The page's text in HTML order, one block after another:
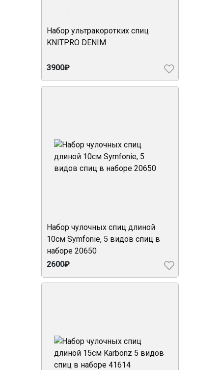
Набор ультракоротких спиц
KNITPRO DENIM
3900₽
Набор чулочных спиц длиной
10см Symfonie, 5 видов спиц в
наборе 20650
2600₽